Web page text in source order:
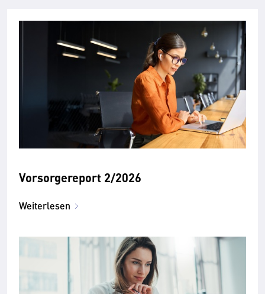
Vorsorgereport 2/2026
Weiterlesen